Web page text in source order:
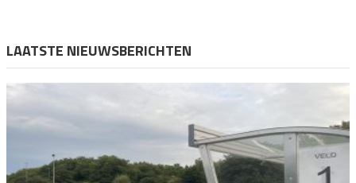
LAATSTE NIEUWSBERICHTEN